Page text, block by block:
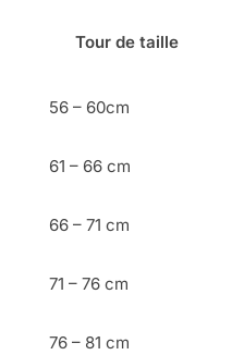
Tour de taille
56 – 60cm
61 – 66 cm
66 – 71 cm
71 – 76 cm
76 – 81 cm